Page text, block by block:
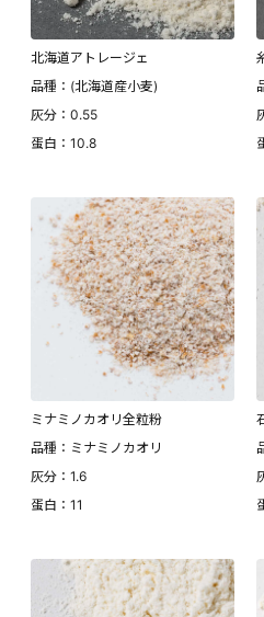
北海道アトレージェ
品種：(北海道産小麦)
灰分：0.55
蛋白：10.8
ミナミノカオリ全粒粉
品種：ミナミノカオリ
灰分：1.6
蛋白：11